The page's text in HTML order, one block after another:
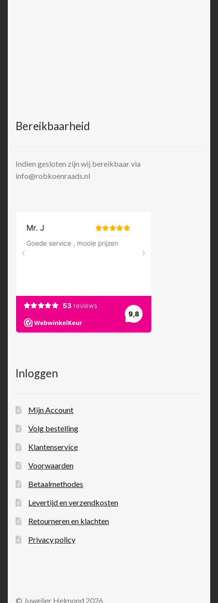
Bereikbaarheid
Indien gesloten zijn wij bereikbaar via
info@robkoenraads.nl
Inloggen
Mijn Account
Volg bestelling
Klantenservice
Voorwaarden
Betaalmethodes
Levertijd en verzendkosten
Retourneren en klachten
Privacy policy
© Juwelier Helmond 2026